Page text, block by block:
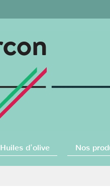
Huiles d'olive Nos